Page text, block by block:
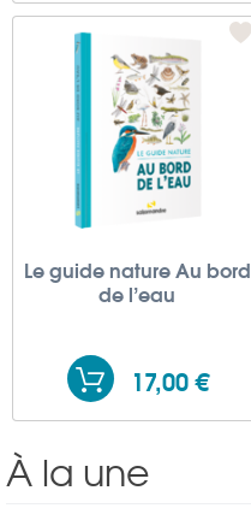
Le guide nature Au bord
de l’eau
17,00 €
À la une